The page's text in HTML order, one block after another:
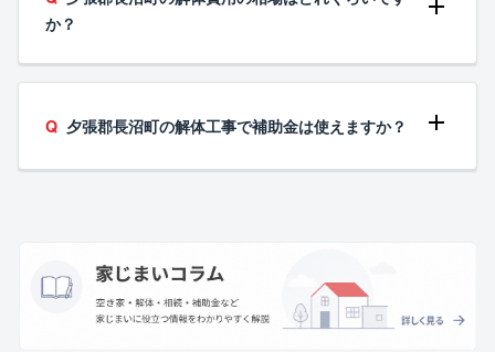
か？
夕張郡長沼町の解体工事で補助金は使えますか？